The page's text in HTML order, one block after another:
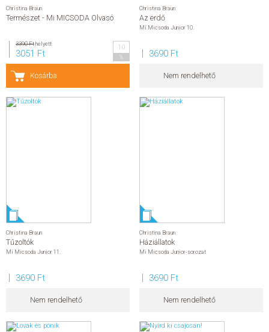
Christina Braun
Természet - Mi MICSODA Olvasó
3390 Fthelyett
3051 Ft
10
Kosárba
Christina Braun
Az erdő
Mi Micsoda Junior 10.
3690 Ft
Nem rendelhető
Christina Braun
Tűzoltók
Mi Micsoda Junior 11.
3690 Ft
Nem rendelhető
Christina Braun
Háziállatok
Mi Micsoda Junior-sorozat
3690 Ft
Nem rendelhető